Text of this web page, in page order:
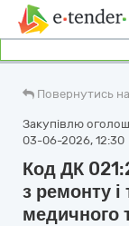
Повернутись
Закупівлю
03-06-2026, 12:30
Код ДК
з ремонту і
медичного